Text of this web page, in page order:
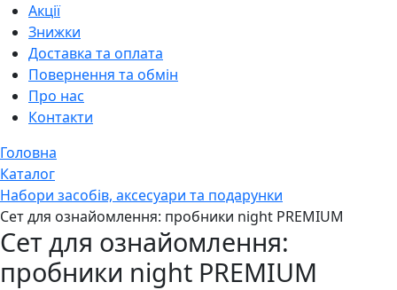
Акції
Знижки
Доставка та оплата
Повернення та обмін
Про нас
Контакти
Головна
Каталог
Набори засобів, аксесуари та подарунки
Сет для ознайомлення: пробники night PREMIUM
Сет для ознайомлення:
пробники night PREMIUM